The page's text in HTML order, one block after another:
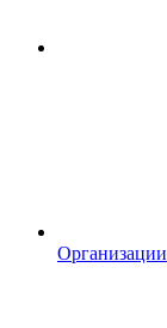
Организации